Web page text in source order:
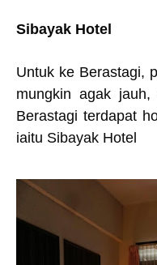
Sibayak Hotel
Untuk ke Berastagi,
mungkin agak
Berastagi terdapat
iaitu Sibayak Hotel